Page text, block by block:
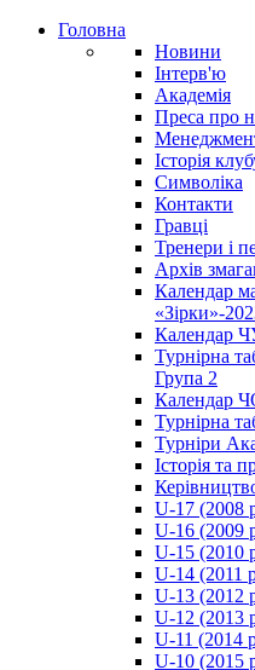
Головна
Новини
Інтерв'ю
Академія
Преса про
Історія
Символіка
Контакти
Гравці
Тренери і
Архів
Календар
«Зірки»-
Календар
Турнірна
Група 2
Календар
Турнірна
Турніри
Історія та
U-17 (2008
U-16 (2009
U-15 (2010
U-14 (2011
U-13 (2012
U-12 (2013
U-11 (2014
U-10 (2015